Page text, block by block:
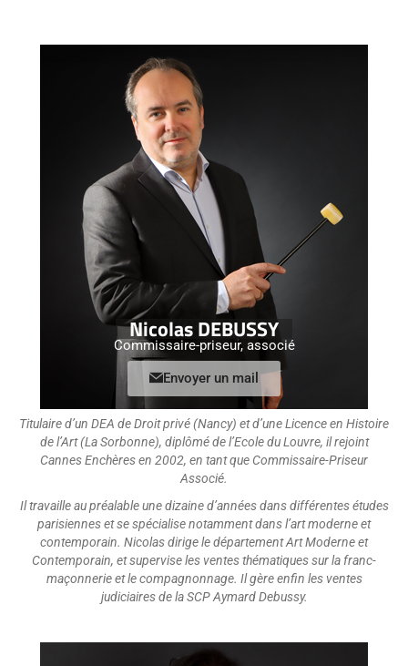
Nicolas DEBUSSY
Commissaire-priseur, associé
Envoyer un mail
Titulaire d’un DEA de Droit privé (Nancy) et d’une Licence en Histoire
de l’Art (La Sorbonne), diplômé de l’Ecole du Louvre, il rejoint
Cannes Enchères en 2002, en tant que Commissaire-Priseur
Associé.
Il travaille au préalable une dizaine d’années dans différentes études
parisiennes et se spécialise notamment dans l’art moderne et
contemporain. Nicolas dirige le département Art Moderne et
Contemporain, et supervise les ventes thématiques sur la franc-
maçonnerie et le compagnonnage. Il gère enfin les ventes
judiciaires de la SCP Aymard Debussy.